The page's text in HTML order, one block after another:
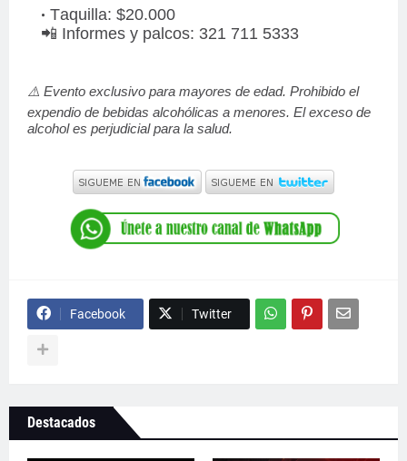
Taquilla: $20.000
📲 Informes y palcos: 321 711 5333
⚠️ Evento exclusivo para mayores de edad. Prohibido el
expendio de bebidas alcohólicas a menores. El exceso de
alcohol es perjudicial para la salud.
Facebook Twitter
Destacados